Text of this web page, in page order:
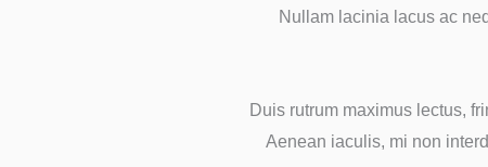
Nullam lacinia lacus ac
Duis rutrum maximus lectus,
Aenean iaculis, mi non